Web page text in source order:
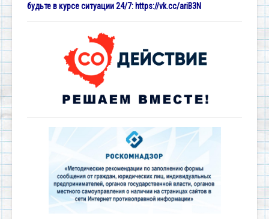
будьте в курсе ситуации 24/7: https://vk.cc/ariB3N